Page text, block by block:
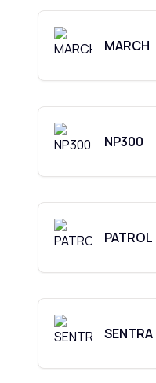
MARCH
NP300
PATROL
SENTRA